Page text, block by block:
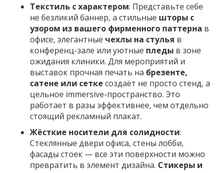
Текстиль с характером: Представьте себе
не безликий баннер, а стильные шторы с
узором из вашего фирменного паттерна в
офисе, элегантные чехлы на стулья в
конференц-зале или уютные пледы в зоне
ожидания клиники. Для мероприятий и
выставок прочная печать на брезенте,
сатене или сетке создаёт не просто стенд, а
цельное immersive-пространство. Это
работает в разы эффективнее, чем отдельно
стоящий рекламный плакат.
Жёсткие носители для солидности:
Стеклянные двери офиса, стены лобби,
фасады стоек — все эти поверхности можно
превратить в элемент дизайна. Стикеры и